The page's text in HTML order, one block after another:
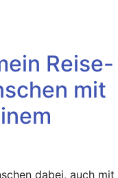
Reise-
mit
dabei, auch mit